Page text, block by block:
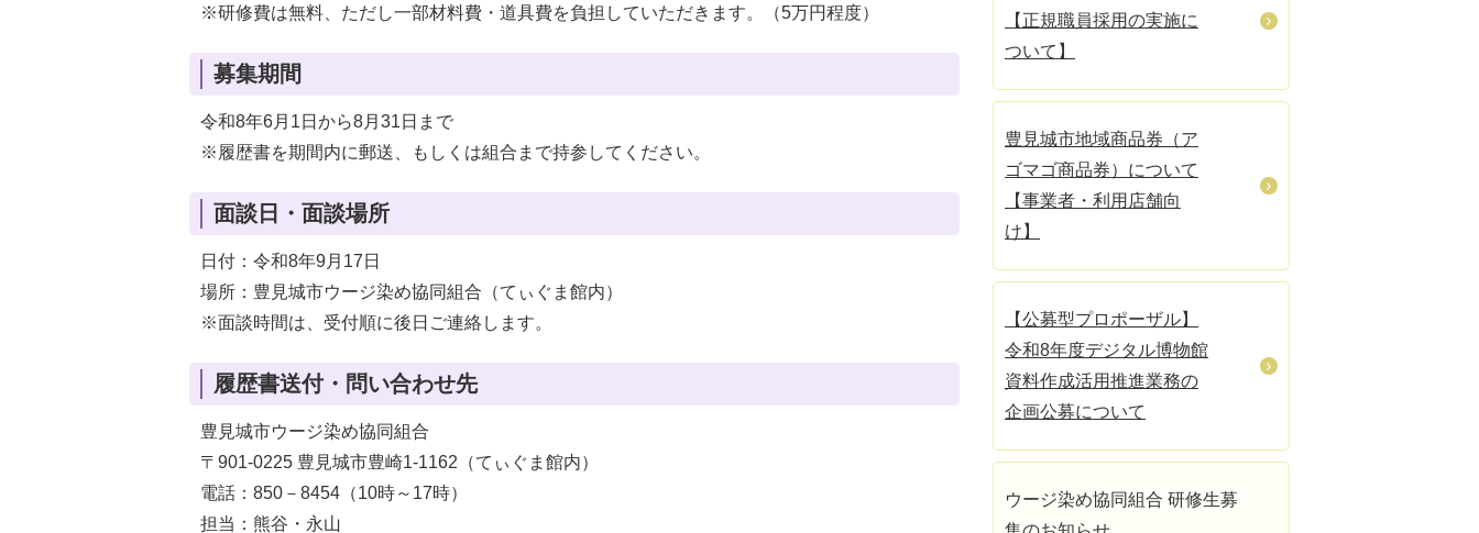
※研修費は無料、ただし一部材料費・道具費を負担していただきます。（5万円程度）
募集期間
令和8年6月1日から8月31日まで
※履歴書を期間内に郵送、もしくは組合まで持参してください。
面談日・面談場所
日付：令和8年9月17日
場所：豊見城市ウージ染め協同組合（てぃぐま館内）
※面談時間は、受付順に後日ご連絡します。
履歴書送付・問い合わせ先
豊見城市ウージ染め協同組合
〒901-0225 豊見城市豊崎1-1162（てぃぐま館内）
電話：850－8454（10時～17時）
担当：熊谷・永山
【正規職員採用の実施に
ついて】
豊見城市地域商品券（ア
ゴマゴ商品券）について
【事業者・利用店舗向
け】
【公募型プロポーザル】
令和8年度デジタル博物館
資料作成活用推進業務の
企画公募について
ウージ染め協同組合 研修生募